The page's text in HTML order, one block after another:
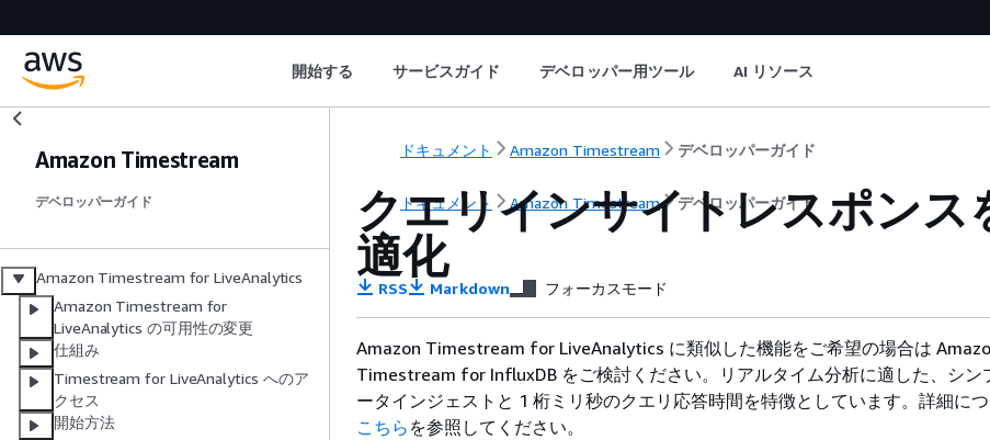
開始する サービスガイド デベロッパー用ツール AI リソース
Amazon Timestream
デベロッパーガイド
Amazon Timestream for LiveAnalytics
Amazon Timestream for
LiveAnalytics の可用性の変更
仕組み
Timestream for LiveAnalytics へのア
クセス
開始方法
ドキュメント Amazon Timestream デベロッパーガイド
ドキュメント Amazon Timestream デベロッパーガイド
クエリインサイトレスポン
適化
RSS Markdown フォーカスモード
Amazon Timestream for LiveAnalytics に類似した機能をご希望の場合は
Timestream for InfluxDB をご検討ください。リアルタイム分析に適した、シン
ータインジェストと 1 桁ミリ秒のクエリ応答時間を特徴としています。詳細につ
こちら を参照してください。